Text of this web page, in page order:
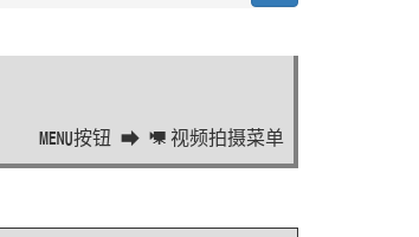
G按钮 1 视频拍摄菜单